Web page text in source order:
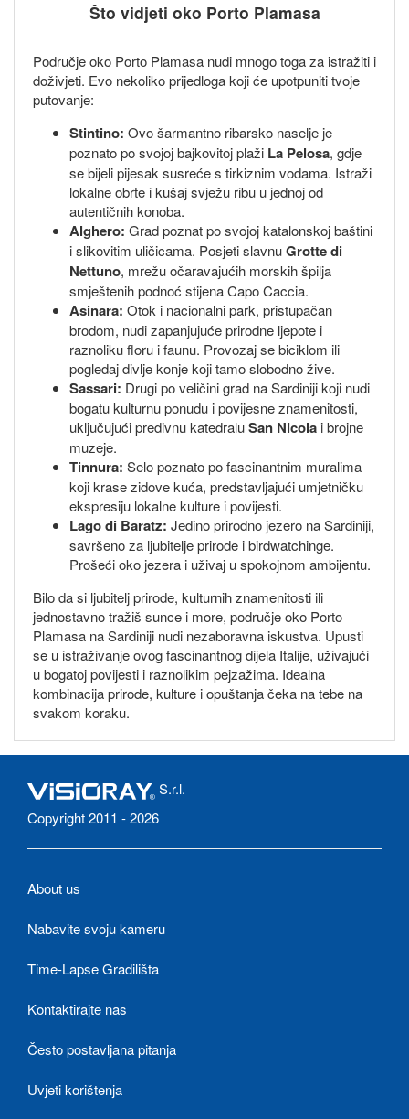
Što vidjeti oko Porto Plamasa
Područje oko Porto Plamasa nudi mnogo toga za istražiti i
doživjeti. Evo nekoliko prijedloga koji će upotpuniti tvoje
putovanje:
Stintino: Ovo šarmantno ribarsko naselje je
poznato po svojoj bajkovitoj plaži La Pelosa, gdje
se bijeli pijesak susreće s tirkiznim vodama. Istraži
lokalne obrte i kušaj svježu ribu u jednoj od
autentičnih konoba.
Alghero: Grad poznat po svojoj katalonskoj baštini
i slikovitim uličicama. Posjeti slavnuGrotte di
Nettuno, mrežu očaravajućih morskih špilja
smještenih podnoć stijena Capo Caccia.
Asinara: Otok i nacionalni park, pristupačan
brodom, nudi zapanjujuće prirodne ljepote i
raznoliku floru i faunu. Provozaj se biciklom ili
pogledaj divlje konje koji tamo slobodno žive.
Sassari: Drugi po veličini grad na Sardiniji koji nudi
bogatu kulturnu ponudu i povijesne znamenitosti,
uključujući predivnu katedraluSan Nicola i brojne
muzeje.
Tinnura: Selo poznato po fascinantnim muralima
koji krase zidove kuća, predstavljajući umjetničku
ekspresiju lokalne kulture i povijesti.
Lago di Baratz: Jedino prirodno jezero na Sardiniji,
savršeno za ljubitelje prirode i birdwatchinge.
Prošeći oko jezera i uživaj u spokojnom ambijentu.
Bilo da si ljubitelj prirode, kulturnih znamenitosti ili
jednostavno tražiš sunce i more, područje oko Porto
Plamasa na Sardiniji nudi nezaboravna iskustva. Upusti
se u istraživanje ovog fascinantnog dijela Italije, uživajući
u bogatoj povijesti i raznolikim pejzažima. Idealna
kombinacija prirode, kulture i opuštanja čeka na tebe na
svakom koraku.
S.r.l.
Copyright 2011 - 2026
About us
Nabavite svoju kameru
Time-Lapse Gradilišta
Kontaktirajte nas
Često postavljana pitanja
Uvjeti korištenja